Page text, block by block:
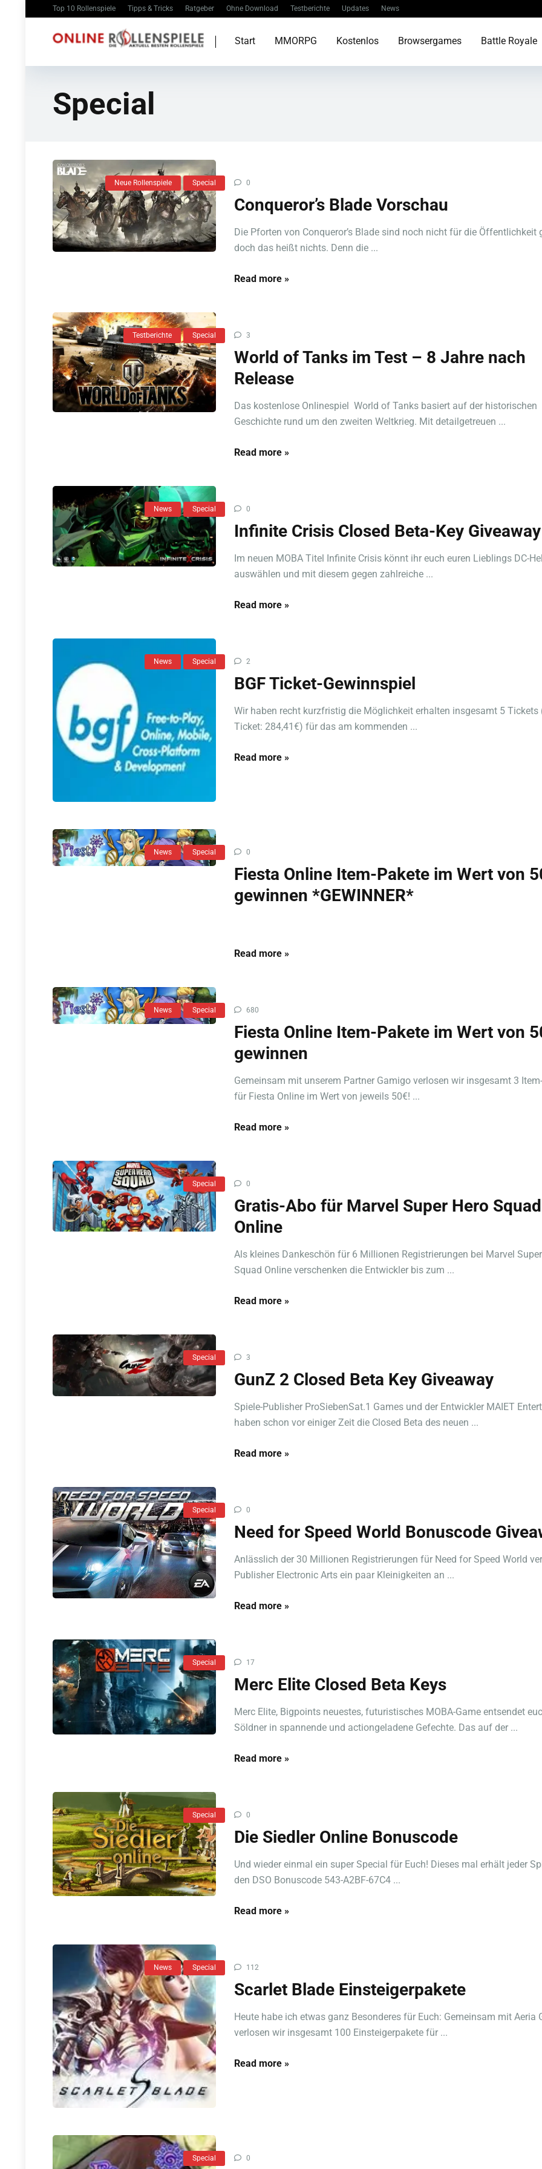
Top 10 Rollenspiele Tipps & Tricks Ratgeber Ohne Download Testberichte Updates News
Start MMORPG Kostenlos Browsergames Battle Royale
Special
Neue Rollenspiele Special 0
Conqueror’s Blade Vorschau
Die Pforten von Conqueror’s Blade sind noch nicht für die Öffentlichkeit
doch das heißt nichts. Denn die ...
Read more »
Testberichte Special 3
World of Tanks im Test – 8 Jahre nach
Release
Das kostenlose Onlinespiel World of Tanks basiert auf der historischen
Geschichte rund um den zweiten Weltkrieg. Mit detailgetreuen ...
Read more »
News Special 0
Infinite Crisis Closed Beta-Key Giveaway
Im neuen MOBA Titel Infinite Crisis könnt ihr euch euren Lieblings DC-
auswählen und mit diesem gegen zahlreiche ...
Read more »
News Special 2
BGF Ticket-Gewinnspiel
Wir haben recht kurzfristig die Möglichkeit erhalten insgesamt 5 Tickets
Ticket: 284,41€) für das am kommenden ...
Read more »
News Special 0
Fiesta Online Item-Pakete im Wert von
gewinnen *GEWINNER*
Read more »
News Special 680
Fiesta Online Item-Pakete im Wert von
gewinnen
Gemeinsam mit unserem Partner Gamigo verlosen wir insgesamt 3
für Fiesta Online im Wert von jeweils 50€! ...
Read more »
Special 0
Gratis-Abo für Marvel Super Hero Squad
Online
Als kleines Dankeschön für 6 Millionen Registrierungen bei Marvel
Squad Online verschenken die Entwickler bis zum ...
Read more »
Special 3
GunZ 2 Closed Beta Key Giveaway
Spiele-Publisher ProSiebenSat.1 Games und der Entwickler MAIET
haben schon vor einiger Zeit die Closed Beta des neuen ...
Read more »
Special 0
Need for Speed World Bonuscode
Anlässlich der 30 Millionen Registrierungen für Need for Speed World
Publisher Electronic Arts ein paar Kleinigkeiten an ...
Read more »
Special 17
Merc Elite Closed Beta Keys
Merc Elite, Bigpoints neuestes, futuristisches MOBA-Game entsendet
Söldner in spannende und actiongeladene Gefechte. Das auf der ...
Read more »
Special 0
Die Siedler Online Bonuscode
Und wieder einmal ein super Special für Euch! Dieses mal erhält jeder
den DSO Bonuscode 543-A2BF-67C4 ...
Read more »
News Special 112
Scarlet Blade Einsteigerpakete
Heute habe ich etwas ganz Besonderes für Euch: Gemeinsam mit Aeria
verlosen wir insgesamt 100 Einsteigerpakete für ...
Read more »
Special 0